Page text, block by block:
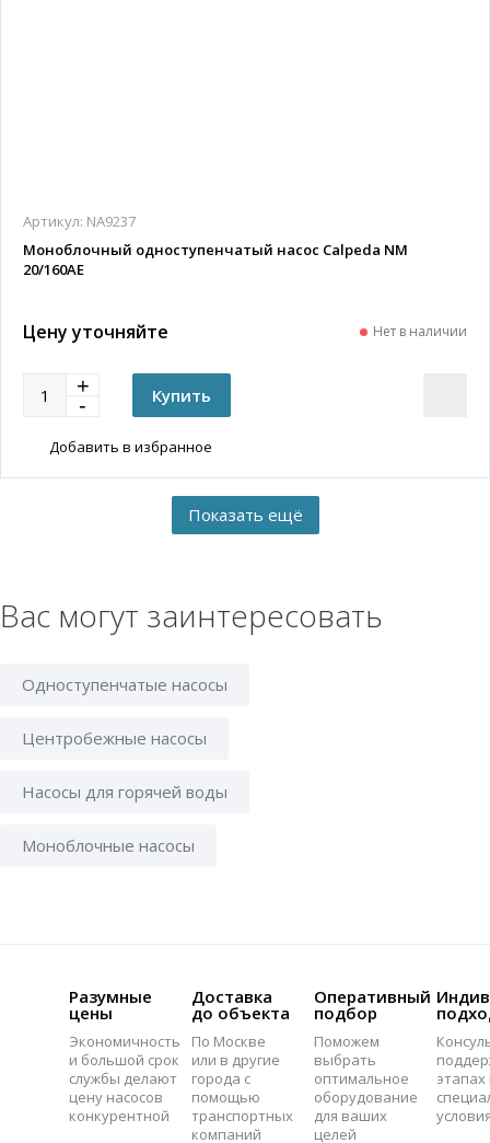
Артикул: NA9237
Моноблочный одноступенчатый насос Calpeda NM
20/160AE
Цену уточняйте Нет в наличии
Добавить в избранное
Вас могут заинтересовать
Одноступенчатые насосы
Центробежные насосы
Насосы для горячей воды
Моноблочные насосы
Разумные
цены
Экономичность
и большой срок
службы делают
цену насосов
конкурентной
Доставка
до объекта
По Москве
или в другие
города с
помощью
транспортных
компаний
Оперативный
подбор
Поможем
выбрать
оптимальное
оборудование
для ваших
целей
этапах